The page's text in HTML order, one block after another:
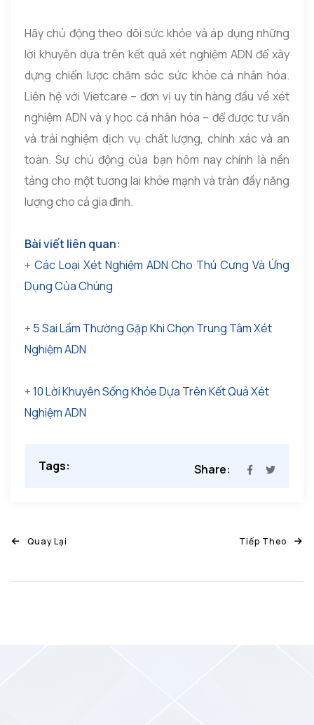
Hãy chủ động theo dõi sức khỏe và áp dụng những
lời khuyên dựa trên kết quả xét nghiệm ADN để xây
dựng chiến lược chăm sóc sức khỏe cá nhân hóa.
Liên hệ với Vietcare – đơn vị uy tín hàng đầu về xét
nghiệm ADN và y học cá nhân hóa – để được tư vấn
và trải nghiệm dịch vụ chất lượng, chính xác và an
toàn. Sự chủ động của bạn hôm nay chính là nền
tảng cho một tương lai khỏe mạnh và tràn đầy năng
lượng cho cả gia đình.
Bài viết liên quan:
+ Các Loại Xét Nghiệm ADN Cho Thú Cưng Và Ứng
Dụng Của Chúng
+ 5 Sai Lầm Thường Gặp Khi Chọn Trung Tâm Xét
Nghiệm ADN
+10 Lời Khuyên Sống Khỏe Dựa Trên Kết Quả Xét
Nghiệm ADN
Tags: Share:
Quay Lại Tiếp Theo